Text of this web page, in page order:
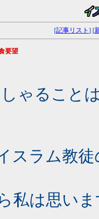
[記事リスト ] [
要望
ゃること
スラム教
私は思い